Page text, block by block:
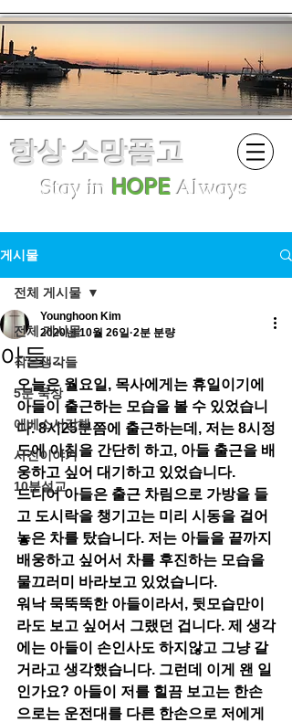
항상 소망품고
Stay in HOPE Always
게시물
전체 게시물
작은생각들
5분 묵상
에베소서강해
사진이야기
10분설교
전체 게시물
아들...
Younghoon Kim
2020년 10월 26일 2분 분량
오늘은 월요일, 목사에게는 휴일이기에
아들이 출근하는 모습을 볼 수 있었습니
다. 8시25분쯤에 출근하는데, 저는 8시정
도에 아침을 간단히 하고, 아들 출근을 배
웅하고 싶어 대기하고 있었습니다.
드디어 아들은 출근 차림으로 가방을 들
고 도시락을 챙기고는 미리 시동을 걸어
놓은 차를 탔습니다. 저는 아들을 끝까지
배웅하고 싶어서 차를 후진하는 모습을
물끄러미 바라보고 있었습니다.
워낙 묵뚝뚝한 아들이라서, 뒷모습만이
라도 보고 싶어서 그랬던 겁니다. 제 생각
에는 아들이 손인사도 하지않고 그냥 갈
거라고 생각했습니다. 그런데 이게 왠 일
인가요? 아들이 저를 힐끔 보고는 한손
으로는 운전대를 다른 한손으로 저에게